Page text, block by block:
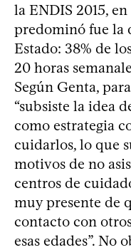
la ENDIS 2015,
predominó fue la
Estado: 38% de
20 horas
Según Genta,
“subsiste la idea
como estrategia
cuidarlos, lo que
motivos de no
centros de
muy presente de
contacto con
esas edades”. No